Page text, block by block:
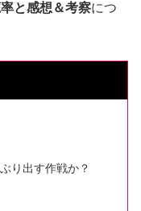
と感想＆考察につ
り出す作戦か？